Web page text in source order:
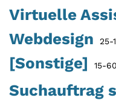
Virtuelle
Webdesign 25-
[Sonstige] 15-
Suchauftrag